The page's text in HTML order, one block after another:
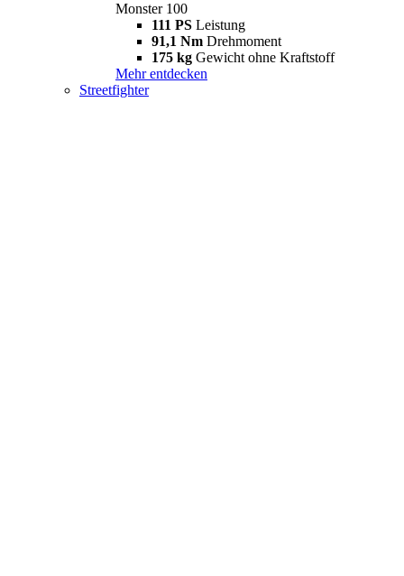
Monster 100
111 PS Leistung
91,1 Nm Drehmoment
175 kg Gewicht ohne Kraftstoff
Mehr entdecken
Streetfighter